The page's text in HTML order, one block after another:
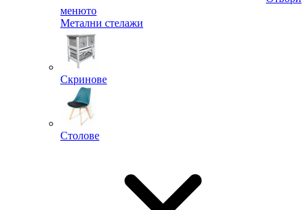
менюто
Метални стелажи
Скринове
Столове